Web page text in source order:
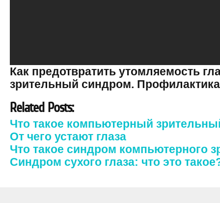
Как предотвратить утомляемость
зрительный синдром.
Related Posts:
Что такое компьютерный
От чего устают глаза
Что такое синдром компьютерного
Синдром сухого глаза: что это